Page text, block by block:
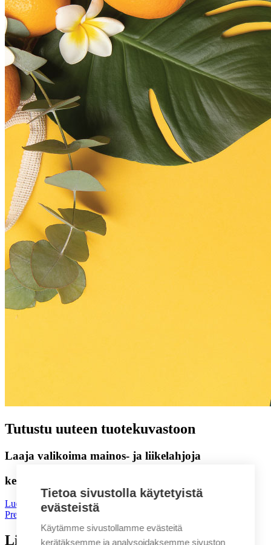
Tutustu uuteen tuotekuvastoon
Laaja valikoima mainos- ja liikelahjoja
kesän tapahtumiin, henkilöstölle ja asiakkaille!
Lue tästä
Previous
Next
Liikelahjojen Paratiisi
Tietoa sivustolla käytetyistä
evästeistä
Käytämme sivustollamme evästeitä
kerätäksemme ja analysoidaksemme sivuston